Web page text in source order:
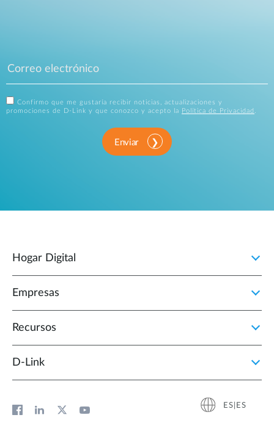
Confirmo que me gustaría recibir noticias, actualizaciones y
promociones de D-Link y que conozco y acepto la
Política de Privacidad .
Enviar
Hogar Digital
Empresas
Recursos
D‑Link
ES|ES